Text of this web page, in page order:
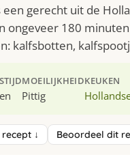
een gerecht uit de
ongeveer 180
kalfsbotten,
MOEILIJKHEID
Pittig
KEUKEN
↓ Beoordeel dit